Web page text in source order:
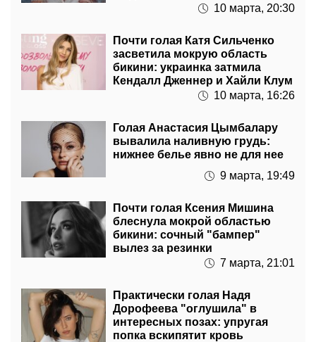
10 марта, 20:30
Почти голая Катя Сильченко
засветила мокрую область
бикини: украинка затмила
Кендалл Дженнер и Хайли Клум
10 марта, 16:26
Голая Анастасия Цымбалару
вывалила наливную грудь:
нижнее белье явно не для нее
9 марта, 19:49
Почти голая Ксения Мишина
блеснула мокрой областью
бикини: сочный "бампер"
вылез за резинки
7 марта, 21:01
Практически голая Надя
Дорофеева "оглушила" в
интересных позах: упругая
попка вскипятит кровь